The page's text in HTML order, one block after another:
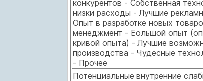
конкурентов - Собственная
низки расходы - Лучшие
Опыт в разработке новых
менеджмент - Большой опыт
кривой опыта) - Лучшие
производства - Чудесные
- Прочее
Потенциальные внутренние